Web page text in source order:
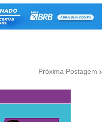
Próxima Postagem